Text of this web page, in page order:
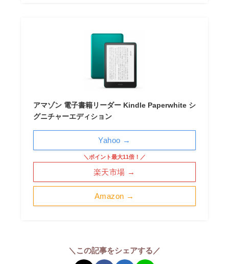
アマゾン 電子書籍リーダー Kindle Paperwhite シ
グニチャーエディション
Amazon →
＼ポイント最大11倍！／
楽天市場 →
Yahoo →
＼この記事をシェアする／